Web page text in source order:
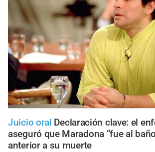
Juicio oral Declaración clave: el
aseguró que Maradona “fue al
anterior a su muerte